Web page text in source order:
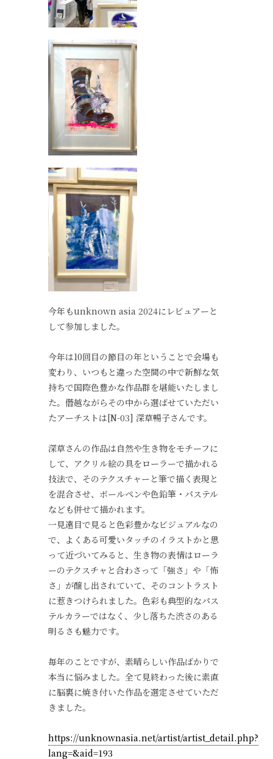
今年もunknown asia 2024にレビュアーと
して参加しました。
今年は10回目の節目の年ということで会場も
変わり、いつもと違った空間の中で新鮮な気
持ちで国際色豊かな作品群を堪能いたしまし
た。僭越ながらその中から選ばせていただい
たアーチストは[N-03] 深草暢子さんです。
深草さんの作品は自然や生き物をモチーフに
して、アクリル絵の具をローラーで描かれる
技法で、そのテクスチャーと筆で描く表現と
を混合させ、ボールペンや色鉛筆・パステル
なども併せて描かれます。
一見遠目で見ると色彩豊かなビジュアルなの
で、よくある可愛いタッチのイラストかと思
って近づいてみると、生き物の表情はローラ
ーのテクスチャと合わさって「強さ」や「怖
さ」が醸し出されていて、そのコントラスト
に惹きつけられました。色彩も典型的なパス
テルカラーではなく、少し落ちた渋さのある
明るさも魅力です。
毎年のことですが、素晴らしい作品ばかりで
本当に悩みました。全て見終わった後に素直
に脳裏に焼き付いた作品を選定させていただ
きました。
https://unknownasia.net/artist/artist_detail.php?
lang=&aid=193